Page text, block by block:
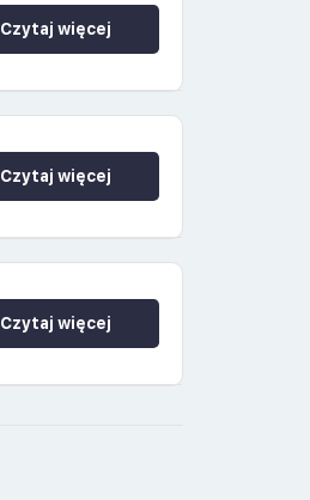
Czytaj więcej
Czytaj więcej
Czytaj więcej